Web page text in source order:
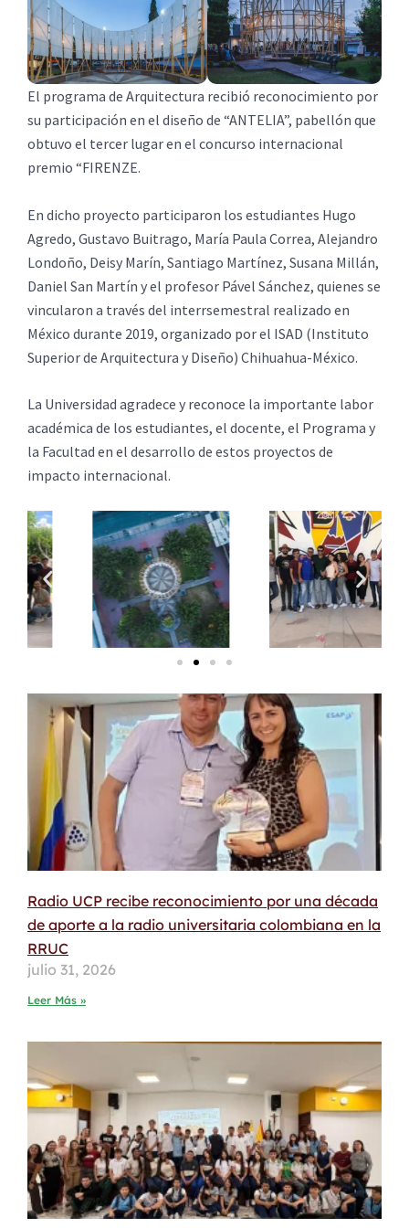
El programa de Arquitectura recibió reconocimiento por
su participación en el diseño de “ANTELIA”, pabellón que
obtuvo el tercer lugar en el concurso internacional
premio “FIRENZE.
En dicho proyecto participaron los estudiantes Hugo
Agredo, Gustavo Buitrago, María Paula Correa, Alejandro
Londoño, Deisy Marín, Santiago Martínez, Susana Millán,
Daniel San Martín y el profesor Pável Sánchez, quienes se
vincularon a través del interrsemestral realizado en
México durante 2019, organizado por el ISAD (Instituto
Superior de Arquitectura y Diseño) Chihuahua-México.
La Universidad agradece y reconoce la importante labor
académica de los estudiantes, el docente, el Programa y
la Facultad en el desarrollo de estos proyectos de
impacto internacional.
Radio UCP recibe reconocimiento por una década
de aporte a la radio universitaria colombiana en la
RRUC
julio 31, 2026
Leer Más »